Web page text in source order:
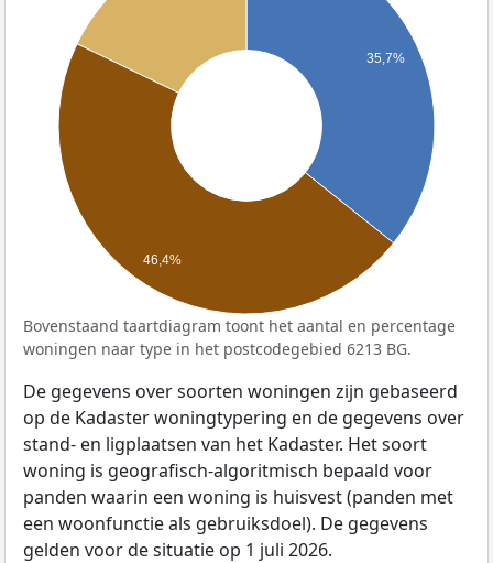
35,7%
46,4%
Bovenstaand taartdiagram toont het aantal en percentage
woningen naar type in het postcodegebied 6213 BG.
De gegevens over soorten woningen zijn gebaseerd
op de Kadaster woningtypering en de gegevens over
stand- en ligplaatsen van het Kadaster. Het soort
woning is geografisch-algoritmisch bepaald voor
panden waarin een woning is huisvest (panden met
een woonfunctie als gebruiksdoel). De gegevens
gelden voor de situatie op 1 juli 2026.